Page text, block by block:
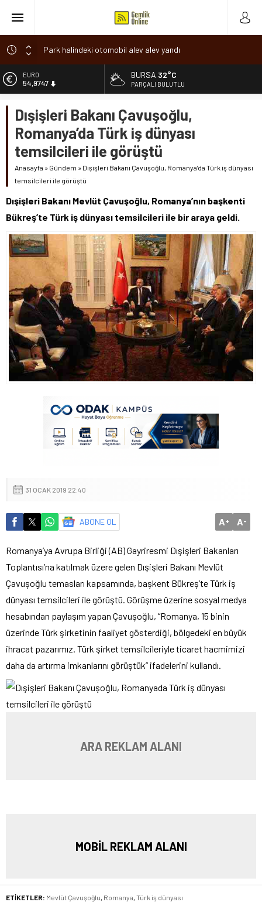
Park halindeki otomobil alev alev yandı
Osmangazi’de baharın müjdesi ‘Hıdırellez’ coşkuyla kutlandı
7 aylık hamileyken evden çıktı, sırra kadem bastı
Romanya’da Hıdırellez Coşkusu
ALTIN
6.499,25
13.798,82
DOLAR
47,5921
54,9747
BURSA 32°C
PARÇALI BULUTLU
Dışişleri Bakanı Çavuşoğlu,
Romanya’da Türk iş dünyası
temsilcileri ile görüştü
Anasayfa » Gündem » Dışişleri Bakanı Çavuşoğlu, Romanya’da Türk iş dünyası
temsilcileri ile görüştü
Dışişleri Bakanı Mevlüt Çavuşoğlu, Romanya’nın başkenti
Bükreş’te Türk iş dünyası temsilcileri ile bir araya geldi.
31 OCAK 2019 22:40
ABONE OL A+ A-
Romanya’ya Avrupa Birliği (AB) Gayriresmi Dışişleri Bakanları
Toplantısı’na katılmak üzere gelen Dışişleri Bakanı Mevlüt
Çavuşoğlu temasları kapsamında, başkent Bükreş’te Türk iş
dünyası temsilcileri ile görüştü. Görüşme üzerine sosyal medya
hesabından paylaşım yapan Çavuşoğlu, “Romanya, 15 binin
üzerinde Türk şirketinin faaliyet gösterdiği, bölgedeki en büyük
ihracat pazarımız. Türk şirket temsilcileriyle ticaret hacmimizi
daha da artırma imkanlarını görüştük” ifadelerini kullandı.
ARA REKLAM ALANI
MOBİL REKLAM ALANI
ETİKETLER: Mevlüt Çavuşoğlu Romanya Türk iş dünyası